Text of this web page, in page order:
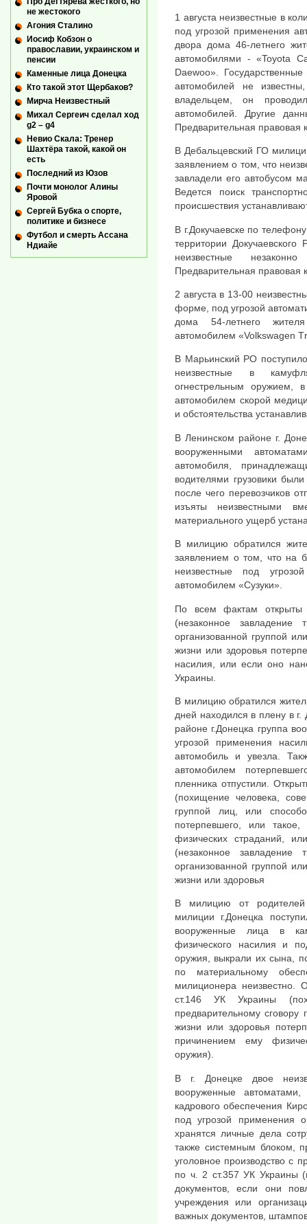
1 августа неизвестные в
под угрозой применения
двора дома 46-летнего
автомобилями - «Toyota
Daewoo».
автомобилей не
владельцем, он
автомобилей. Другие
Предварительная правовая
В Дебальцевский ГО
заявлением о том, что
завладели его автобусом
Ведется поиск
происшествия
В г.Докучаевске по
территории
неизвестные
Предварительная правовая
2 августа в 13-00
форме, под угрозой
дома 54-летнего
автомобилем «Volkswagen
В Марьинский РО
неизвестные в
огнестрельным оружием, в
автомобилем скорой
и обстоятельства
В Ленинском районе г.
вооруженными
автомобиля,
водителями грузовики
после чего перевозчиков
изъяты неизвестными
материального ущерб
В милицию обратился
заявлением о том, что на
неизвестные под
автомобилем «Сузуки».
По всем фактам открыты
(незаконное завладение
организованной группой
жизни или здоровья
насилия, или если оно
Украины.
В милицию обратился
дней находился в плену в
районе г.Донецка группа
угрозой применения
автомобиль и увезла.
автомобилем
пленника отпустили.
(похищение человека,
группой лиц, или
потерпевшего, или
физических страданий,
(незаконное завладение
организованной группой
жизни или здоровья
В милицию от родителей
милиции г.Донецка
вооруженные лица в
физического насилия и
оружия, выкрали их сына,
по материальному
милиционера неизвестно.
ст.146 УК Украины
предварительному
жизни или здоровья
причинением ему
оружия).
В г. Донецке двое
вооруженные
кадрового обеспечения
под угрозой применения
хранятся личные дела
также системным блоком,
уголовное производство с
по ч. 2 ст.357 УК Украины
документов, если они
учреждения или
важных документов,
не жестокого
Агония Сталино
Иосиф Кобзон о
православии, украинском и
пенсии
Каменные лица Донецка
Кто такой этот Щербаков?
Мирча Неизвестный
Михал Сергеич сделал ход
g2 – g4
Невио Скала: Тренер
Шахтёра такой, какой он
есть
Последний из Юзов
Почти монолог Алины
Яровой
Сергей Бубка о спорте,
политике и бизнесе
Футбол и смерть Ассана
Ндиайе